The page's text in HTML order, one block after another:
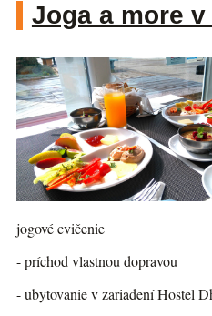
Joga a more v
jogové cvičenie
- príchod vlastnou dopravou
- ubytovanie v zariadení Hostel